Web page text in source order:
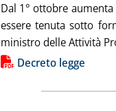
Dal 1° ottobre
essere tenuta sotto
ministro delle Attività
Lista allegati PDF
Decreto legge